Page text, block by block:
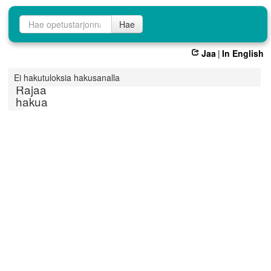
Opetustarjontahaku
Hae
Jaa | In English
Rajaa
hakua
Ei hakutuloksia hakusanalla